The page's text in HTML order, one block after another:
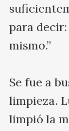
para
mismo.”
Se fue a
limpieza.
limpió la